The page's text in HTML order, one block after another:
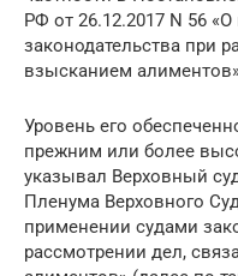
РФ от 26.12.2017 N 56
законодательства при
взысканием
Уровень его
прежним или более
указывал Верховный
Пленума Верховного
применении судами
рассмотрении дел,